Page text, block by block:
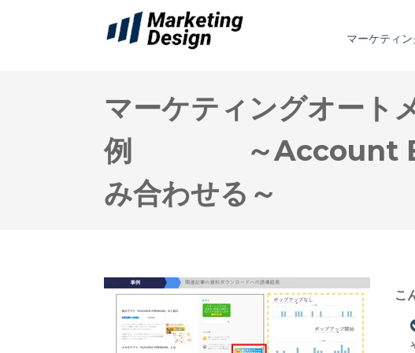
マーケティ
マーケティングオート
例 ～Account
み合わせる～
こ